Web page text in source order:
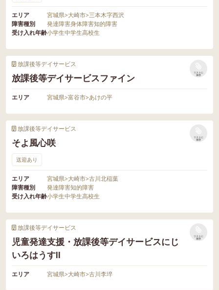
エリア 宮城県>大崎市>三本木字西沢
障害種別
発達障害身体障害知的障害
受け入れ年齢小学生中学生高校生
放課後等デイサービス
放課後等デイサービスファイン
リストに
保存
エリア 宮城県>富谷市>あけの平
放課後等デイサービス
そよ風心咲
リストに
保存
送迎あり
エリア 宮城県>大崎市>古川北稲葉
障害種別
発達障害知的障害
受け入れ年齢小学生中学生高校生
放課後等デイサービス
児童発達支援・放課後等デイサービスにじ
いろはうすⅡ
リストに
保存
エリア 宮城県>大崎市>古川李埣